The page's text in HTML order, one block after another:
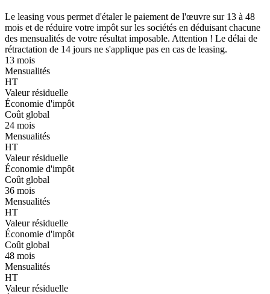
Le leasing vous permet d'étaler le paiement de l'œuvre sur 13 à 48
mois et de réduire votre impôt sur les sociétés en déduisant chacune
des mensualités de votre résultat imposable. Attention ! Le délai de
rétractation de 14 jours ne s'applique pas en cas de leasing.
13 mois
Mensualités
HT
Valeur résiduelle
Économie d'impôt
Coût global
24 mois
Mensualités
HT
Valeur résiduelle
Économie d'impôt
Coût global
36 mois
Mensualités
HT
Valeur résiduelle
Économie d'impôt
Coût global
48 mois
Mensualités
HT
Valeur résiduelle